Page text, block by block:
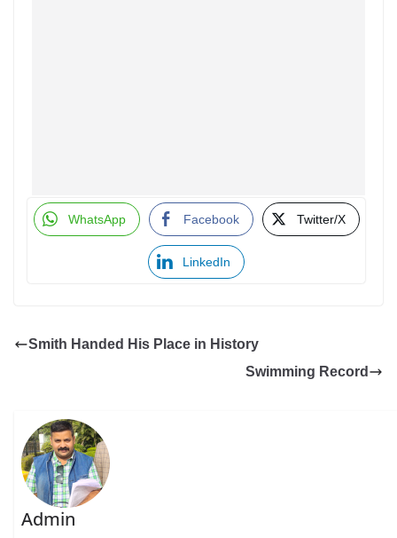
WhatsApp Facebook Twitter/X
LinkedIn
Smith Handed His Place in History
Swimming Record
Admin